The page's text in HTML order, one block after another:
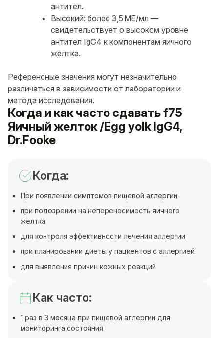
антител.
Высокий: более 3,5 МЕ/мл —
свидетельствует о высоком уровне
антител IgG4 к компонентам яичного
желтка.
Референсные значения могут незначительно
различаться в зависимости от лаборатории и
метода исследования.
Когда и как часто сдавать f75
Яичный желток /Egg yolk IgG4,
Dr.Fooke
Когда:
При появлении симптомов пищевой аллергии
при подозрении на непереносимость яичного
желтка
для контроля эффективности лечения аллергии
при планировании диеты у пациентов с аллергией
для выявления причин кожных реакций
Как часто:
1 раз в 3 месяца при пищевой аллергии для
мониторинга состояния